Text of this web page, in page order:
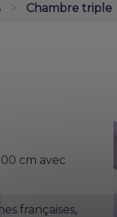
Chambre triple
cm avec
françaises,